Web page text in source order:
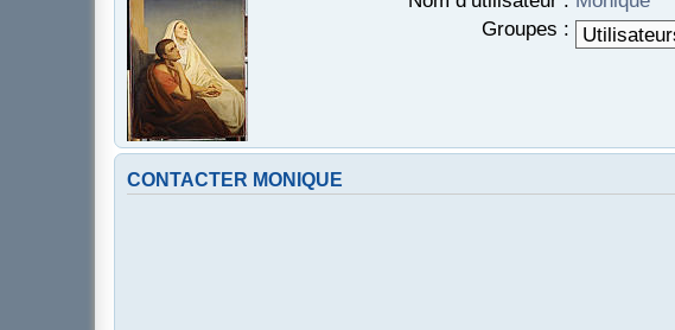
Groupes :
CONTACTER MONIQUE